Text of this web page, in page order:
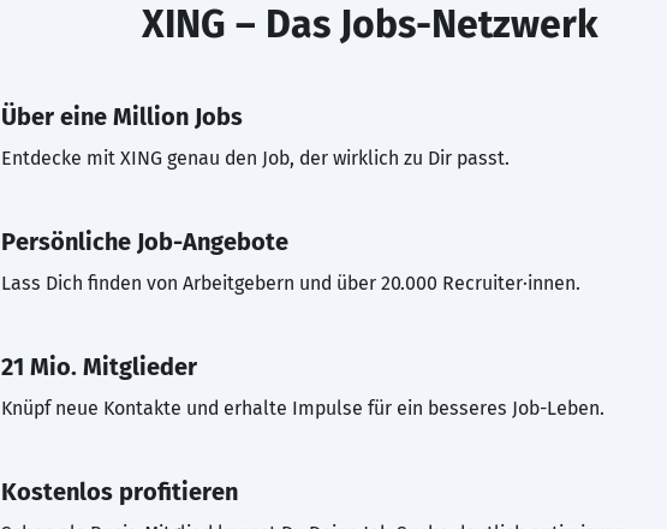
XING – Das Jobs-Netzwerk
Über eine Million Jobs
Entdecke mit XING genau den Job, der wirklich zu Dir passt.
Persönliche Job-Angebote
Lass Dich finden von Arbeitgebern und über 20.000 Recruiter·innen.
21 Mio. Mitglieder
Knüpf neue Kontakte und erhalte Impulse für ein besseres Job-Leben.
Kostenlos profitieren